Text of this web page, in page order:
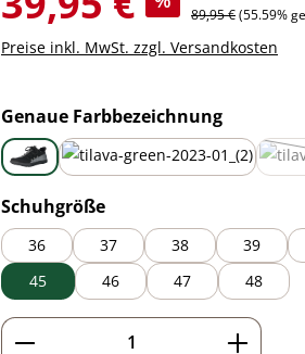
Regulärer Preis:
89,95 €(55.59%
Preise inkl. MwSt. zzgl. Versandkosten
Genaue Farbbezeichnung
black
Schuhgrößeauswählen
36 37 38 39
45
46 47 48
Produkt Anzahl: Gib